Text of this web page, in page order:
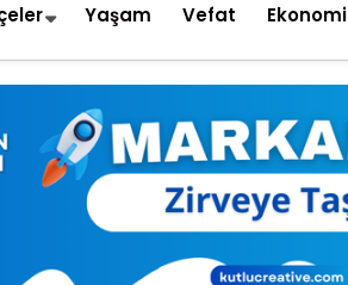
Yaşam Vefat Ekonomi